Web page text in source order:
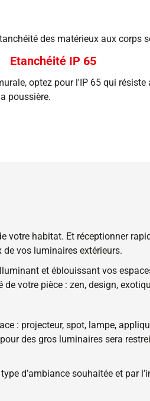
des matérieux aux corps
Etanchéité IP 65
optez pour l'IP 65 qui résiste
poussière.
votre habitat. Et réceptionner
vos luminaires extérieurs.
et éblouissant vos
votre pièce : zen, design,
: projecteur, spot, lampe,
des gros luminaires sera
d’ambiance souhaitée et par